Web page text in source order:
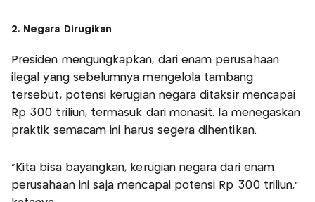
2. Negara Dirugikan
Presiden mengungkapkan, dari enam perusahaan
ilegal yang sebelumnya mengelola tambang
tersebut, potensi kerugian negara ditaksir mencapai
Rp 300 triliun, termasuk dari monasit. Ia menegaskan
praktik semacam ini harus segera dihentikan.
“Kita bisa bayangkan, kerugian negara dari enam
perusahaan ini saja mencapai potensi Rp 300 triliun,”